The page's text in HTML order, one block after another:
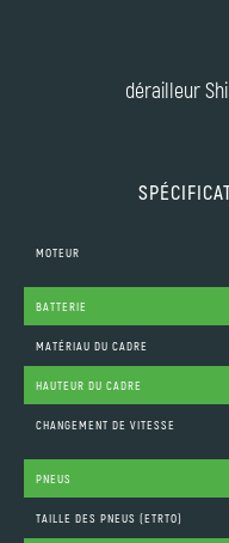
dérailleur
MOTEUR
BATTERIE
MATÉRIAU DU CADRE
HAUTEUR DU CADRE
CHANGEMENT DE VITESSE
PNEUS
TAILLE DES PNEUS (ETRTO)